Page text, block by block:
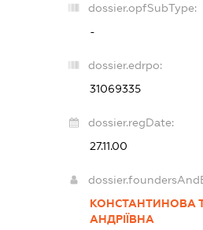
dossier.opfSubType:
-
dossier.edrpo:
31069335
dossier.regDate:
27.11.00
КОНСТАНТИНОВА
АНДРІЇВНА